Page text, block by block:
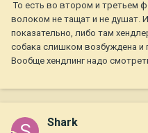
То есть во втором и третьем
волоком не тащат и не душат.
показательно, либо там
собака слишком возбуждена и
Вообще хендлинг надо
Shark